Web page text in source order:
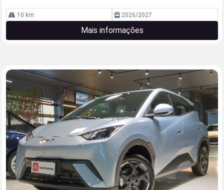
10 km 2026/2027
Mais informações